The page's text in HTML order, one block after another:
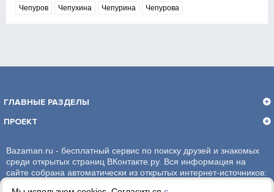
Чепуров
Чепухина Чепурина Чепурова
ГЛАВНЫЕ РАЗДЕЛЫ
ПРОЕКТ
Bazaman.ru - бесплатный сервис по поиску друзей и знакомых
среди открытых страниц ВКонтакте.ру. Вся информация на
сайте собрана автоматически из открытых интернет-источников: